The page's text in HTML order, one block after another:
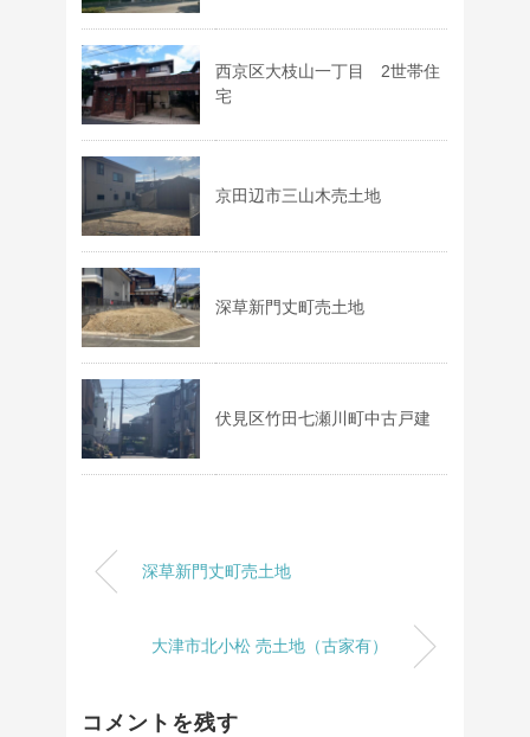
西京区大枝山一丁目 2世帯住
宅
京田辺市三山木売土地
深草新門丈町売土地
伏見区竹田七瀬川町中古戸建
深草新門丈町売土地
大津市北小松 売土地（古家有）
コメントを残す